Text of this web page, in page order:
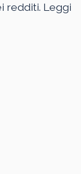
redditi. Leggi